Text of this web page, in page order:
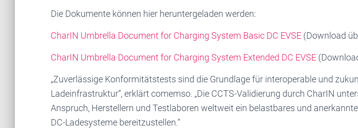
Die Dokumente können hier heruntergeladen werden:
CharIN Umbrella Document for Charging System Basic DC EVSE (Download
CharIN Umbrella Document for Charging System Extended DC EVSE
„Zuverlässige Konformitätstests sind die Grundlage für interoperable und
Ladeinfrastruktur“, erklärt comemso. „Die CCTS-Validierung durch CharIN
Anspruch, Herstellern und Testlaboren weltweit ein belastbares und
DC-Ladesysteme bereitzustellen.“